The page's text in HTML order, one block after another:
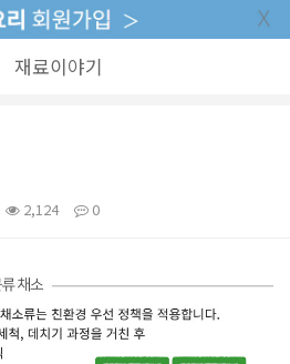
재료이야기
2,124 0